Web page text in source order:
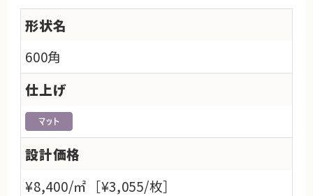
形状名
600角
仕上げ
設計価格
¥8,400/㎡［¥3,055/枚］